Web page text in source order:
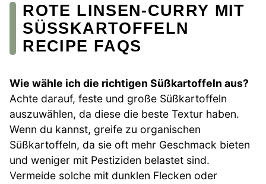
ROTE LINSEN-CURRY MIT
SÜSSKARTOFFELN R
ECIPE FAQS
Wie wähle ich die richtigen Süßkartoffeln aus?
Achte darauf, feste und große Süßkartoffeln
auszuwählen, da diese die beste Textur haben.
Wenn du kannst, greife zu organischen
Süßkartoffeln, da sie oft mehr Geschmack bieten
und weniger mit Pestiziden belastet sind.
Vermeide solche mit dunklen Flecken oder